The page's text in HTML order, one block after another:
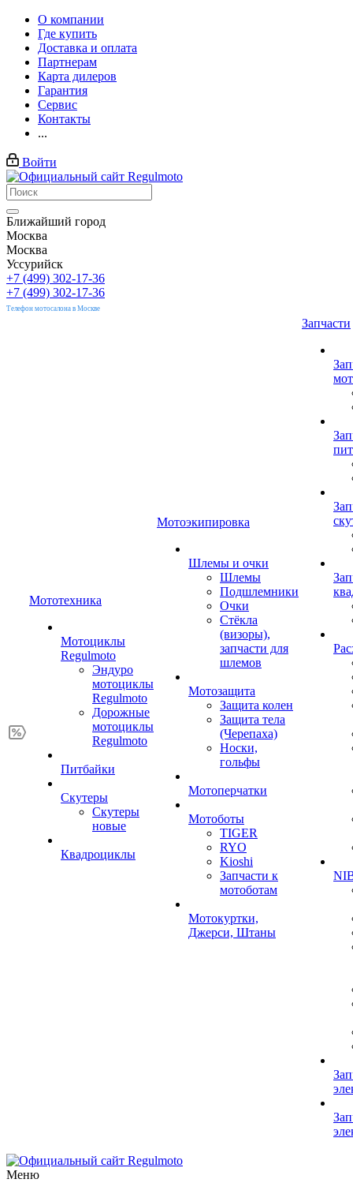
О компании
Где купить
Доставка и оплата
Партнерам
Карта дилеров
Гарантия
Сервис
Контакты
...
Войти
Ближайший город
Москва
Москва
Уссурийск
+7 (499) 302-17-36
+7 (499) 302-17-36
Телефон мотосалона в Москве
Мототехника
Мотоциклы
Regulmoto
Эндуро
мотоциклы
Regulmoto
Дорожные
мотоциклы
Regulmoto
Питбайки
Скутеры
Скутеры
новые
Квадроциклы
Мотоэкипировка
Шлемы и очки
Шлемы
Подшлемники
Очки
Стёкла
(визоры),
запчасти для
шлемов
Мотозащита
Защита колен
Защита тела
(Черепаха)
Носки,
гольфы
Мотоперчатки
Мотоботы
TIGER
RYO
Kioshi
Запчасти к
мотоботам
Мотокуртки,
Джерси, Штаны
Запчасти
Меню